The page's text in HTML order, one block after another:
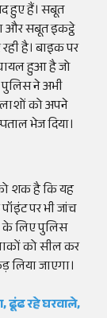
हुए हैं। सबूत
और सबूत इकट्ठे
है। बाइक पर
हुआ है जो
ने अभी
को अपने
भेज दिया।
शक है कि यह
पर भी जांच
के लिए पुलिस
को सील कर
लिया जाएगा।
ढूंढ रहे घरवाले,